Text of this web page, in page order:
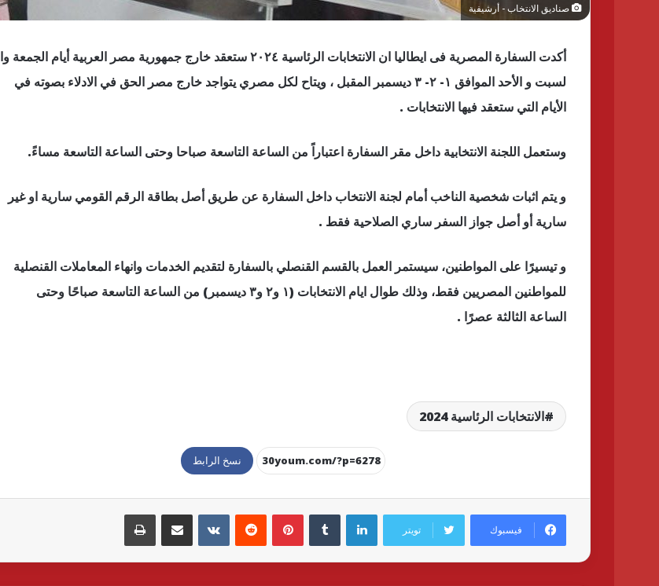
صناديق الانتخاب - أرشيفية
أكدت السفارة المصرية فى ايطاليا ان الانتخابات الرئاسية ٢٠٢٤ ستعقد خارج جمهورية مصر العربية أيام الجمعة وا
لسبت و الأحد الموافق ١- ٢- ٣ ديسمبر المقبل ، ويتاح لكل مصري يتواجد خارج مصر الحق في الادلاء بصوته في
الأيام التي ستعقد فيها الانتخابات .
وستعمل اللجنة الانتخابية داخل مقر السفارة اعتباراً من الساعة التاسعة صباحا وحتى الساعة التاسعة مساءً.
و يتم اثبات شخصية الناخب أمام لجنة الانتخاب داخل السفارة عن طريق أصل بطاقة الرقم القومي سارية او غير
سارية أو أصل جواز السفر ساري الصلاحية فقط .
و تيسيرًا على المواطنين، سيستمر العمل بالقسم القنصلي بالسفارة لتقديم الخدمات وانهاء المعاملات القنصلية
للمواطنين المصريين فقط، وذلك طوال ايام الانتخابات (١ و٢ و٣ ديسمبر) من الساعة التاسعة صباحًا وحتى
الساعة الثالثة عصرًا .
الانتخابات الرئاسية 2024
نسخ الرابط
فيسبوك تويتر
لينكدإن بينتيريست مشاركة عبر البريد طباعة